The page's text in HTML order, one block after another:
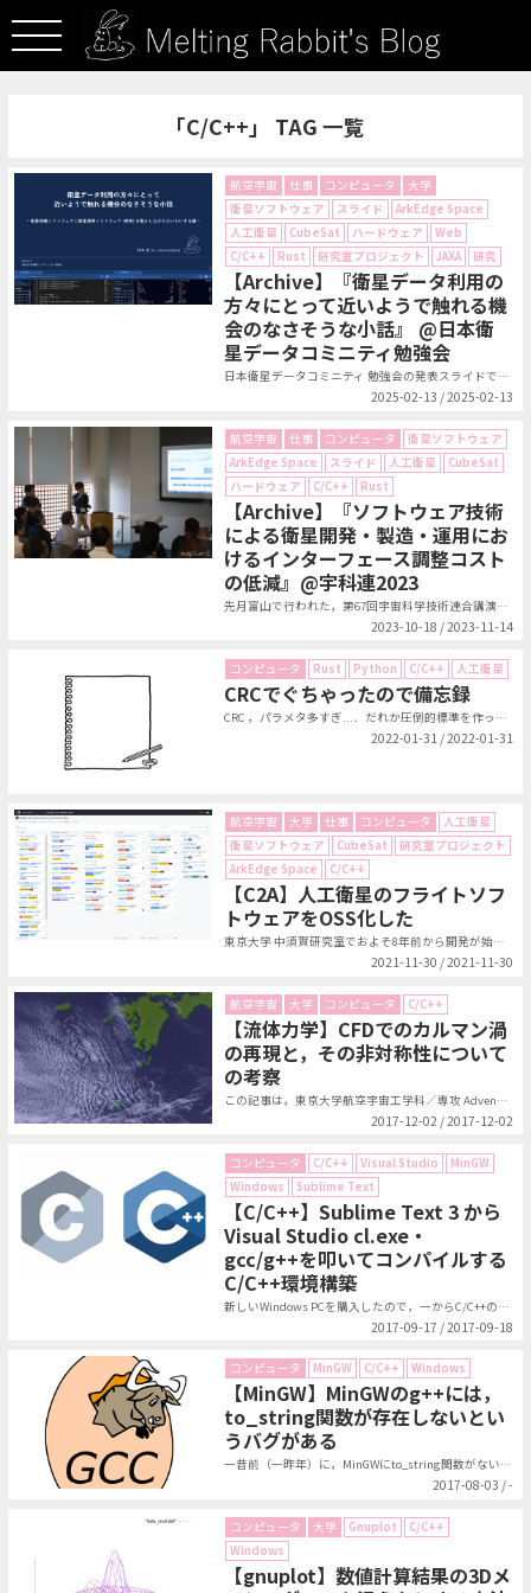
「C/C++」 TAG 一覧
航空宇宙 仕事 コンピュータ
大学
衛星ソフトウェア
スライド
ArkEdge Space
人工衛星
CubeSat ハードウェア
Web
C/C++
Rust 研究室プロジェクト JAXA 研究
【Archive】『衛星データ利用の
方々にとって近いようで触れる機
会のなさそうな小話』 @日本衛
星データコミニティ勉強会
日本衛星データコミニティ 勉強会の発表スライドです．発表タイトルは「衛星デー...
2025-02-13 / 2025-02-13
航空宇宙 仕事 コンピュータ
衛星ソフトウェア
ArkEdge Space
スライド 人工衛星
CubeSat
ハードウェア
C/C++ Rust
【Archive】『ソフトウェア技術
による衛星開発・製造・運用にお
けるインターフェース調整コスト
の低減』@宇科連2023
先月富山で行われた，第67回宇宙科学技術連合講演会という国内最大規模の宇宙工...
2023-10-18 / 2023-11-14
コンピュータ Rust Python C/C++ 人工衛星
CRCでぐちゃったので備忘録
CRC ，パラメタ多すぎ...．だれか圧倒的標準を作ってくれ...．CRC ...
2022-01-31 / 2022-01-31
航空宇宙 大学 仕事 コンピュータ
人工衛星
衛星ソフトウェア
CubeSat
研究室プロジェクト
ArkEdge Space
C/C++
【C2A】人工衛星のフライトソフ
トウェアをOSS化した
東京大学 中須賀研究室でおよそ8年前から開発が始まったC2A (Comman...
2021-11-30 / 2021-11-30
航空宇宙 大学 コンピュータ C/C++
【流体力学】CFDでのカルマン渦
の再現と，その非対称性について
の考察
この記事は，東京大学航空宇宙工学科／専攻 Advent Calendar 2...
2017-12-02 / 2017-12-02
コンピュータ C/C++ Visual Studio
MinGW
Windows
Sublime Text
【C/C++】Sublime Text 3 から
Visual Studio cl.exe・
gcc/g++を叩いてコンパイルする
C/C++環境構築
新しいWindows PCを購入したので，一からC/C++の環境を構築した．...
2017-09-17 / 2017-09-18
コンピュータ MinGW C/C++ Windows
【MinGW】MinGWのg++には，
to_string関数が存在しないとい
うバグがある
一昔前（一昨年）に，MinGWにto_string関数がないことではまったの...
2017-08-03 / -
コンピュータ 大学 Gnuplot
C/C++
Windows
【gnuplot】数値計算結果の3Dメ